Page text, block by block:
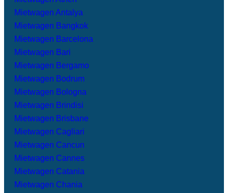
Mietwagen Antalya
Mietwagen Bangkok
Mietwagen Barcelona
Mietwagen Bari
Mietwagen Bergamo
Mietwagen Bodrum
Mietwagen Bologna
Mietwagen Brindisi
Mietwagen Brisbane
Mietwagen Cagliari
Mietwagen Cancun
Mietwagen Cannes
Mietwagen Catania
Mietwagen Chania